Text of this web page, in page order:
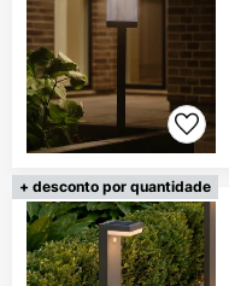
+ desconto por quantidade